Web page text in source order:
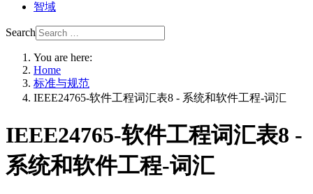
智域
Search
You are here:
Home
标准与规范
IEEE24765-软件工程词汇表8 - 系统和软件工程-词汇
IEEE24765-软件工程词汇表8 -
系统和软件工程-词汇